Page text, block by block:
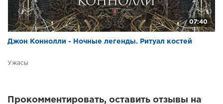
07:40
Джон Коннолли - Ночные легенды. Ритуал костей
Ужасы
Прокомментировать, оставить отзывы на